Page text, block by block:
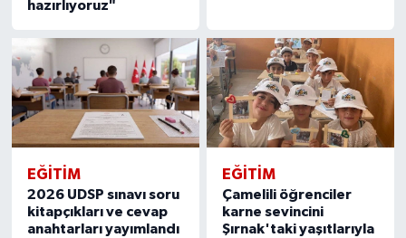
hazırlıyoruz"
EĞITIM
2026 UDSP sınavı soru
kitapçıkları ve cevap
anahtarları yayımlandı
EĞITIM
Çamelili öğrenciler
karne sevincini
Şırnak'taki yaşıtlarıyla